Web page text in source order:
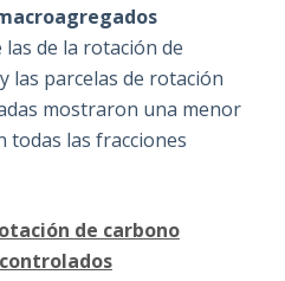
de la rotación de
las parcelas de rotación
mostraron una menor
todas las fracciones
de carbono